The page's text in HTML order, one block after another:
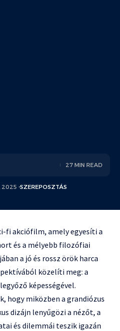
2025 SZEREPOSZTÁS
27 MIN READ
fi akciófilm, amely egyesíti a
és a mélyebb filozófiai
a jó és rossz örök harca
közelíti meg: a
képességével.
hogy miközben a grandiózus
dizájn lenyűgözi a nézőt, a
és dilemmái teszik igazán